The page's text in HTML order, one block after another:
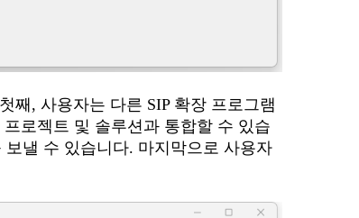
째, 사용자는 다른 SIP 확장 프로그램
로젝트 및 솔루션과 통합할 수 있습
낼 수 있습니다. 마지막으로 사용자